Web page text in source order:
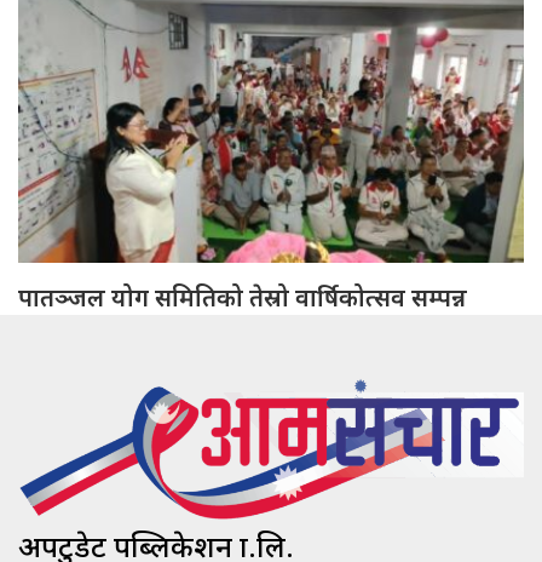
पातञ्जल योग समितिको तेस्रो वार्षिकोत्सव सम्पन्न
अपटुडेट पब्लिकेशन प्रा.लि.